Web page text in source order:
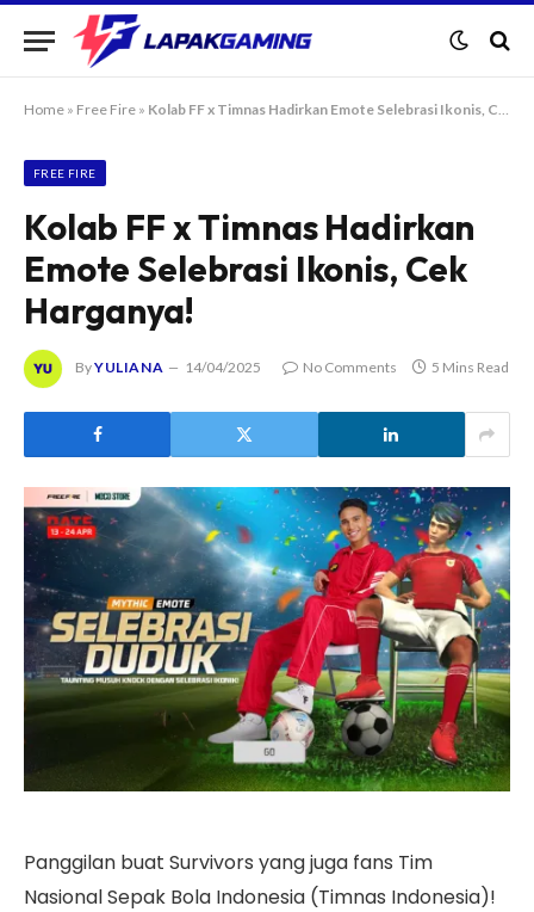
Home » Free Fire » Kolab FF x Timnas Hadirkan Emote Selebrasi Ikonis, Cek Harganya!
FREE FIRE
Kolab FF x Timnas Hadirkan
Emote Selebrasi Ikonis, Cek
Harganya!
ByYULIANA 14/04/2025 No Comments 5 Mins Read
Panggilan buat Survivors yang juga fans Tim
Nasional Sepak Bola Indonesia (Timnas Indonesia)!